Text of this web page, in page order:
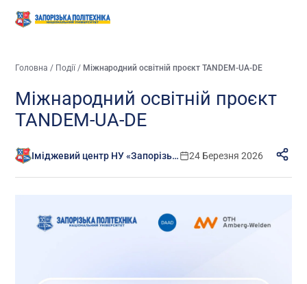
Головна / Події/ Міжнародний освітній проєкт TANDEM-UA-DE
Міжнародний освітній проєкт
TANDEM-UA-DE
Іміджевий центр НУ «Запорізька політехніка» 24 Березня 2026